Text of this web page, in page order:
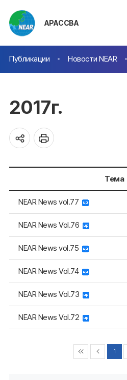
АРАССВА
Публикации Новости NEAR
2017г.
Тема
NEAR News vol.77
NEAR News Vol.76
NEAR News vol.75
NEAR News Vol.74
NEAR News Vol.73
NEAR News Vol.72
1